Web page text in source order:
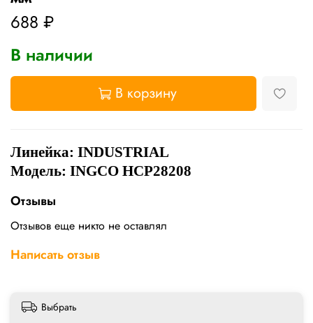
688 ₽
В наличии
В корзину
Линейка: INDUSTRIAL
Модель: INGCO HCP28208
Отзывы
Отзывов еще никто не оставлял
Написать отзыв
Выбрать